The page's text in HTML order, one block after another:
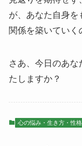
が、あなた自身
関係を築いていく
さあ、今日のあ
たしますか？
心の悩み・生き方・性格